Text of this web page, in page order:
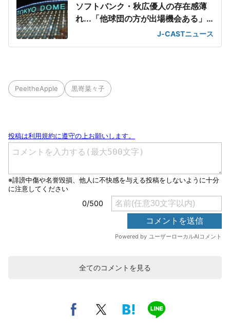
ソフトバンク・秋広優人の存在感薄
れ...「他球団の方が出場機会ある」
J-CASTニュース
PeeltheApple 黒嵜菜々子
全てのコメントを見る